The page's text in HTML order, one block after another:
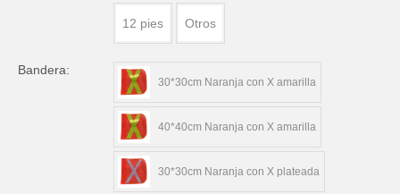
12 pies Otros
Bandera:
30*30cm Naranja con X amarilla
40*40cm Naranja con X amarilla
30*30cm Naranja con X plateada